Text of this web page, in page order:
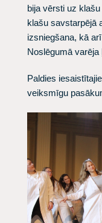
bija vērsti uz
klašu savstarpējā
izsniegšana, kā
Noslēgumā
​Paldies
veiksmīgu